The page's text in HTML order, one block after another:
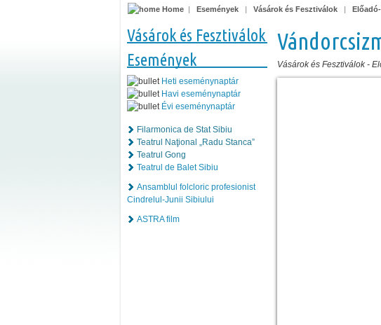
Home | Események | Vásárok és Fesztiválok |
Vásárok és Fesztiválok
Események
Heti eseménynaptár
Havi eseménynaptár
Évi eseménynaptár
Filarmonica de Stat Sibiu
Teatrul Naţional „Radu Stanca”
Teatrul Gong
Teatrul de Balet Sibiu
Ansamblul folcloric profesionist
Cindrelul-Junii Sibiului
ASTRA film
Vásárok és Fesztiválok -